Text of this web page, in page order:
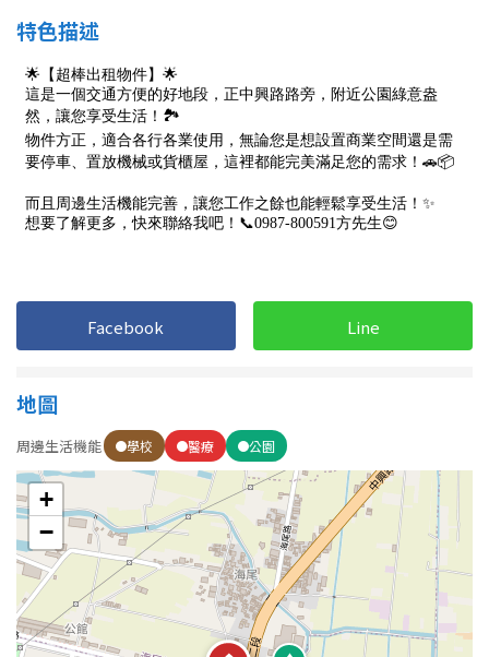
嘉義縣
台南市
高雄市
澎湖縣
台東縣
40~50 坪
60~70 坪
~ 坪
3樓 4樓
5~10樓 11~20樓
21樓以上
~
特色描述
Facebook Line
地圖
周邊生活機能 學校 醫療 公園
+
−